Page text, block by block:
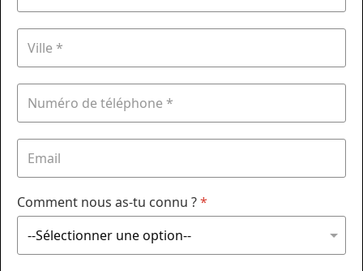
Comment nous as-tu connu ?*